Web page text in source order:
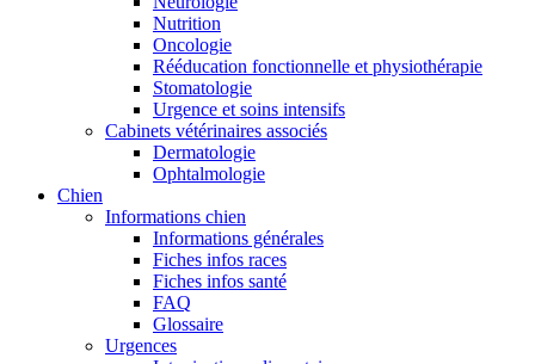
Nutrition
Oncologie
Rééducation fonctionnelle et physiothérapie
Stomatologie
Urgence et soins intensifs
Cabinets vétérinaires associés
Dermatologie
Ophtalmologie
Chien
Informations chien
Informations générales
Fiches infos races
Fiches infos santé
FAQ
Glossaire
Urgences